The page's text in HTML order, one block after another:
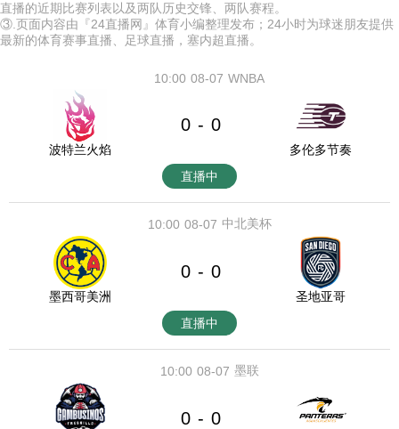
直播的近期比赛列表以及两队历史交锋、两队赛程。
③.页面内容由『24直播网』体育小编整理发布；24小时为球迷朋友提供
最新的体育赛事直播、足球直播，塞内超直播。
08-07
10:00 WNBA
波特兰火焰
0 - 0
多伦多节奏
直播中
08-07
10:00 中北美杯
墨西哥美洲
0 - 0
圣地亚哥
直播中
08-07
10:00 墨联
0 - 0